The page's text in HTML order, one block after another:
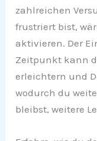
zahlreichen
frustriert bist,
aktivieren. Der
Zeitpunkt kann
erleichtern und
wodurch du
bleibst, weitere